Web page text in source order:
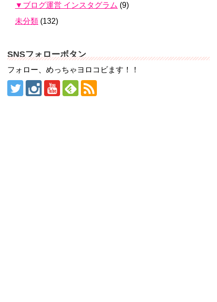
▼ブログ運営 インスタグラム (9)
未分類 (132)
SNSフォローボタン
フォロー、めっちゃヨロコビます！！